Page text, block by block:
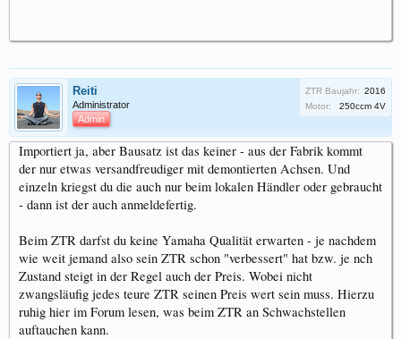
Reiti
Administrator
Admin
ZTR Baujahr: 2016
Motor:
250ccm 4V
Importiert ja, aber Bausatz ist das keiner - aus der Fabrik kommt
der nur etwas versandfreudiger mit demontierten Achsen. Und
einzeln kriegst du die auch nur beim lokalen Händler oder gebraucht
- dann ist der auch anmeldefertig.
Beim ZTR darfst du keine Yamaha Qualität erwarten - je nachdem
wie weit jemand also sein ZTR schon "verbessert" hat bzw. je nch
Zustand steigt in der Regel auch der Preis. Wobei nicht
zwangsläufig jedes teure ZTR seinen Preis wert sein muss. Hierzu
ruhig hier im Forum lesen, was beim ZTR an Schwachstellen
auftauchen kann.